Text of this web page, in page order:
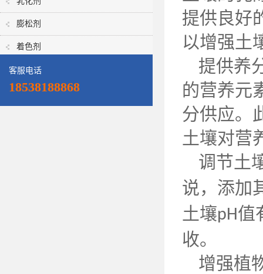
膨松剂
着色剂
客服电话
18538188868
提供良好
以增强土
提供养
的营养元
分供应。
土壤对营
调节土
说，添加
土壤pH值
收。
增强植